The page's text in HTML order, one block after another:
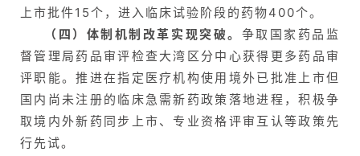
上市批件15个，进入临床试验阶段的药物400个。
（四）体制机制改革实现突破。 争取国家药品监
督管理局药品审评检查大湾区分中心获得更多药品审
评职能。推进在指定医疗机构使用境外已批准上市但
国内尚未注册的临床急需新药政策落地进程，积极争
取境内外新药同步上市、专业资格评审互认等政策先
行先试。